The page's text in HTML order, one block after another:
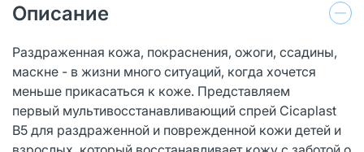
Описание
Раздраженная кожа, покраснения, ожоги, ссадины,
маскне - в жизни много ситуаций, когда хочется
меньше прикасаться к коже. Представляем
первый мультивосстанавливающий спрей Сicaplast
B5 для раздраженной и поврежденной кожи детей и